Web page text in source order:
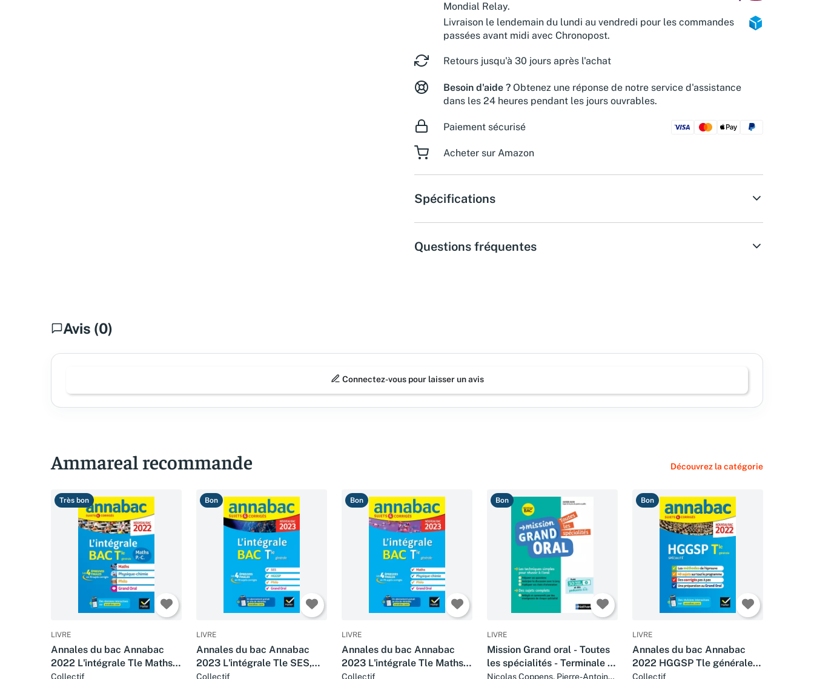
Mondial Relay.
Livraison le lendemain du lundi au vendredi pour les commandes
passées avant midi avec Chronopost.
Retours jusqu'à 30 jours après l'achat
Besoin d'aide ? Obtenez une réponse de notre service d'assistance
dans les 24 heures pendant les jours ouvrables.
Paiement sécurisé
Acheter sur Amazon
Spécifications
Questions fréquentes
Avis (0)
Connectez-vous pour laisser un avis
Ammareal recommande Découvrez la catégorie
Très bon
LIVRE
Annales du bac Annabac
2022 L'intégrale Tle Maths,
Physique-Chimie, Philo,
Collectif
Bon
LIVRE
Annales du bac Annabac
2023 L'intégrale Tle SES,
HGGSP, Philo, Grand Oral:
Collectif
Bon
LIVRE
Annales du bac Annabac
2023 L'intégrale Tle Maths,
Physique-Chimie, Philo,
Collectif
Bon
LIVRE
Mission Grand oral - Toutes
les spécialités - Terminale -
Bac 2022 - Epreuve finale
Nicolas Coppens, Pierre-Antoine
Bon
LIVRE
Annales du bac Annabac
2022 HGGSP Tle générale
(spécialité): méthodes &
Collectif